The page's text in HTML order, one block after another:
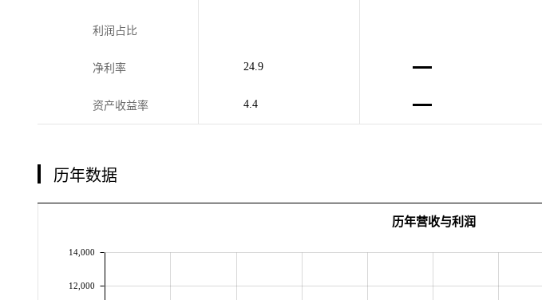
利润占比
净利率 24.9
资产收益率 4.4
历年数据
12,000
14,000
历年营收与利润